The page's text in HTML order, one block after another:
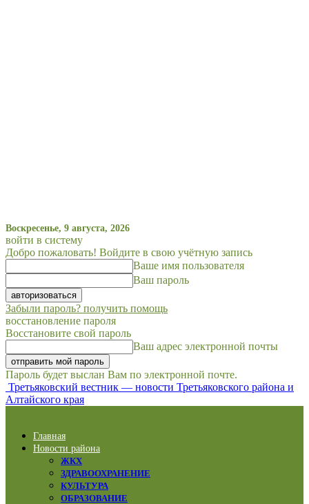
Воскресенье, 9 августа, 2026
войти в систему
Добро пожаловать! Войдите в свою учётную запись
Ваше имя пользователя
Ваш пароль
Забыли пароль? получить помощь
восстановление пароля
Восстановите свой пароль
Ваш адрес электронной почты
Пароль будет выслан Вам по электронной почте.
Третьяковский вестник — новости Третьяковского района и
Алтайского края
Главная
Новости района
ЖКХ
ЗДРАВООХРАНЕНИЕ
КУЛЬТУРА
ОБРАЗОВАНИЕ